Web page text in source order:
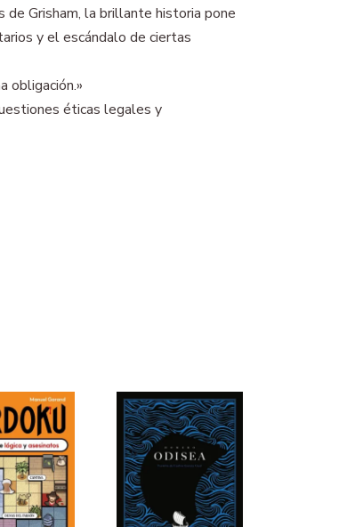
Grisham, la brillante historia pone
y el escándalo de ciertas
obligación.»
éticas legales y